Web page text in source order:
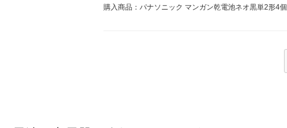
購入商品：パナソニック マンガン乾電池ネオ黒単2形4